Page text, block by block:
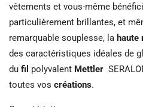
vêtements et vous-même
particulièrement brillantes, et
remarquable souplesse, la haute
des caractéristiques idéales de
du fil polyvalent Mettler
toutes vos créations.